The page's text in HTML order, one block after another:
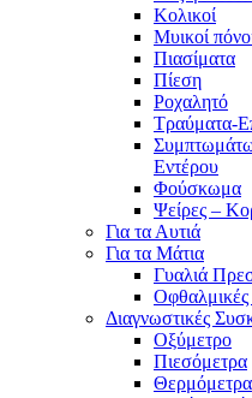
Κολικοί
Μυικοί
Πιασίματα
Πίεση
Ροχαλητό
Τραύματα-
Εντέρου
Φούσκωμα
Ψείρες –
Για τα Αυτιά
Για τα Μάτια
Γυαλιά
Οφθαλμικές
Διαγνωστικές
Οξύμετρο
Πιεσόμετρα
Θερμόμετρα